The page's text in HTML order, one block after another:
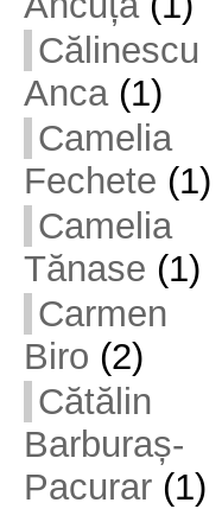
Călinescu
Anca(1)
Camelia
Fechete (1)
Camelia
Tănase (1)
Carmen
Biro (2)
Cătălin
Barburaș-
Pacurar(1)